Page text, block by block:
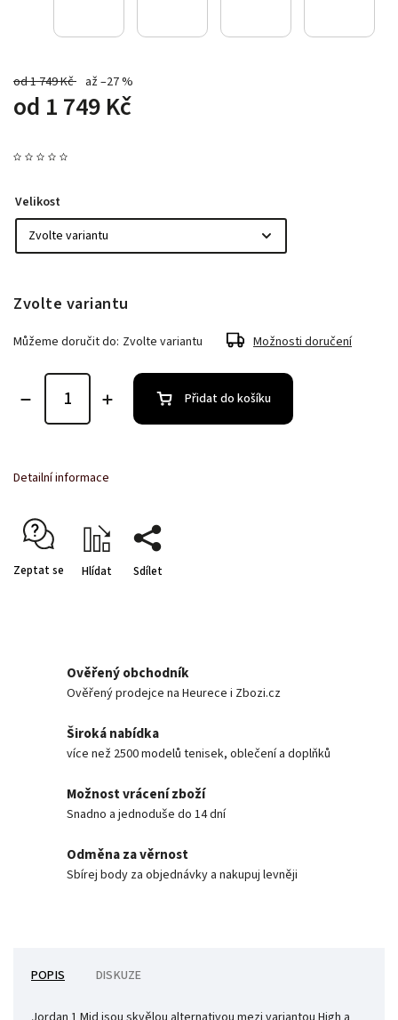
od 1 749 Kč až –27 %
od 1 749 Kč
Velikost
Zvolte variantu
Můžeme doručit do: Zvolte variantu Možnosti doručení
Přidat do košíku
Detailní informace
Zeptat se Hlídat Sdílet
Ověřený obchodník
Ověřený prodejce na Heurece i Zbozi.cz
Široká nabídka
více než 2500 modelů tenisek, oblečení a doplňků
Možnost vrácení zboží
Snadno a jednoduše do 14 dní
Odměna za věrnost
Sbírej body za objednávky a nakupuj levněji
POPIS DISKUZE